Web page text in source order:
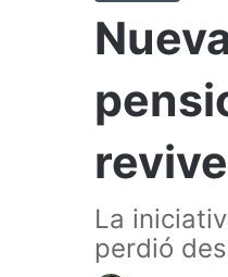
La
perdió